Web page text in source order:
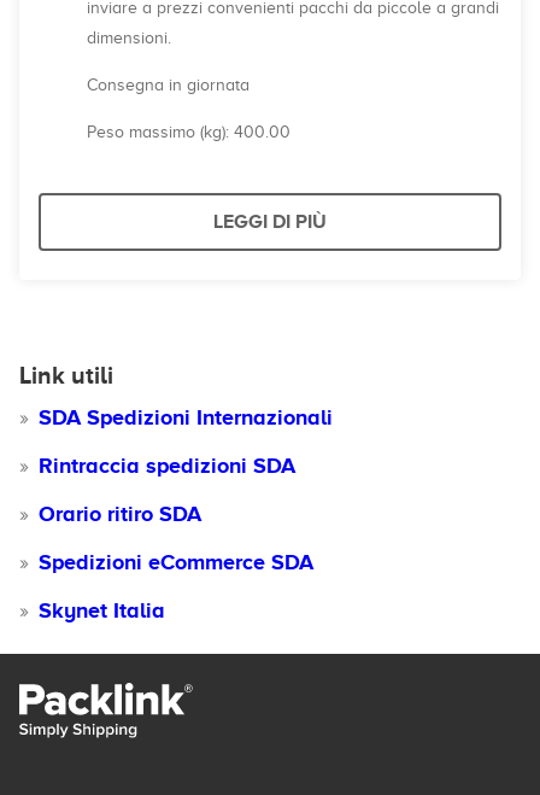
inviare a prezzi convenienti pacchi da piccole a grandi
dimensioni.
Consegna in giornata
Peso massimo (kg): 400.00
LEGGI DI PIÙ
Link utili
SDA Spedizioni Internazionali
Rintraccia spedizioni SDA
Orario ritiro SDA
Spedizioni eCommerce SDA
Skynet Italia